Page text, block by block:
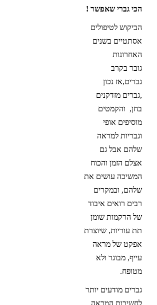
הכי גברי שאפשר !
הביקוש לטיפולים
אסתטיים בשנים
האחרונות
גובר בקרב
גברים,אז נכון
,גברים מזדקנים
בחן, והקמטים
מוסיפים אופי
וגבריות למראה
שלהם אבל גם
אצלם הזמן והכוח
המשיכה עושים את
שלהם, ובמקרים
רבים רואים איבוד
של הרקמות שומן
תת עוריות, שיוצרת
אפקט של מראה
עייף, מבוגר ולא
מטופח.
גברים מודעים יותר
לחשיבות המראה